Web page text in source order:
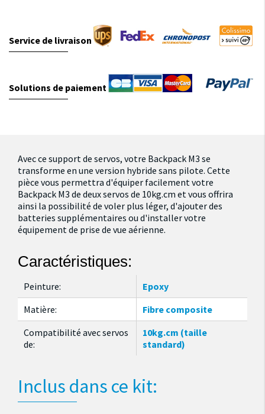
Service de livraison
Solutions de paiement
Avec ce support de servos, votre Backpack M3 se
transforme en une version hybride sans pilote. Cette
pièce vous permettra d'équiper facilement votre
Backpack M3 de deux servos de 10kg.cm et vous offrira
ainsi la possibilité de voler plus léger, d'ajouter des
batteries supplémentaires ou d'installer votre
équipement de prise de vue aérienne.
Caractéristiques:
Peinture:
Epoxy
Matière:
Fibre composite
Compatibilité avec servos
de:
10kg.cm (taille
standard)
Inclus dans ce kit: